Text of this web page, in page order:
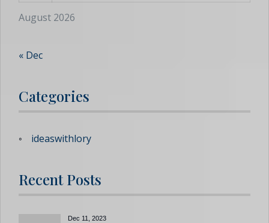
August 2026
« Dec
Categories
ideaswithlory
Recent Posts
Dec 11, 2023